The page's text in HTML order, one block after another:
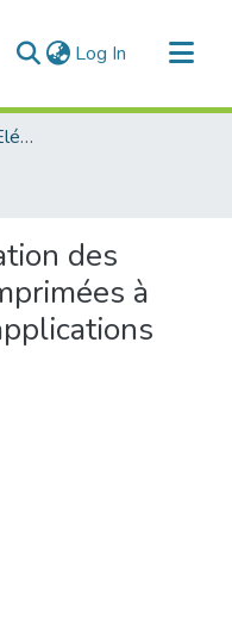
Log In (current)
Département de Génie Eléctrique et Electronique
des
à